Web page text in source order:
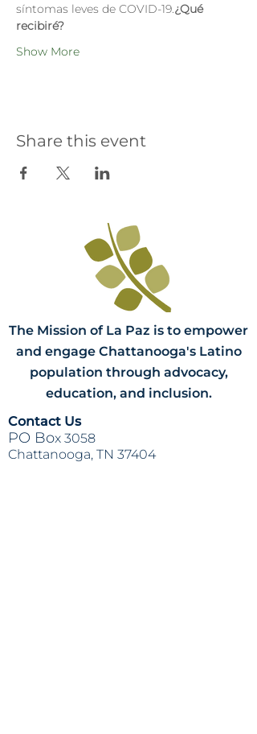
síntomas leves de COVID-19. ¿Qué
recibiré?
Show More
Share this event
The Mission of La Paz is to empower
and engage Chattanooga's Latino
population through advocacy,
education, and inclusion.
Contact Us
PO Box 3058
Chattanooga, TN 37404